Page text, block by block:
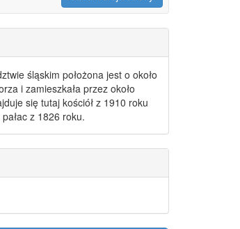
śląskim położona jest o około
i zamieszkała przez około
się tutaj kościół z 1910 roku
z 1826 roku.